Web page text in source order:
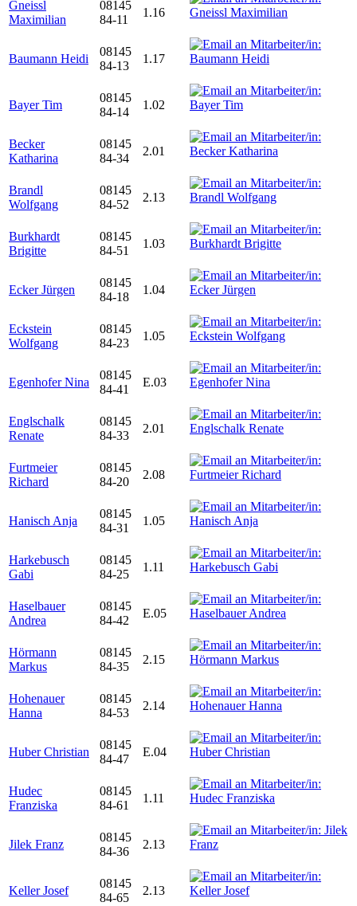
Gneissl
Maximilian
08145
84-11
1.16
Baumann Heidi
08145
84-13
1.17
Bayer Tim
08145
84-14
1.02
Becker
Katharina
08145
84-34
2.01
Brandl
Wolfgang
08145
84-52
2.13
Burkhardt
Brigitte
08145
84-51
1.03
Ecker Jürgen
08145
84-18
1.04
Eckstein
Wolfgang
08145
84-23
1.05
Egenhofer Nina
08145
84-41
E.03
Englschalk
Renate
08145
84-33
2.01
Furtmeier
Richard
08145
84-20
2.08
Hanisch Anja
08145
84-31
1.05
Harkebusch
Gabi
08145
84-25
1.11
Haselbauer
Andrea
08145
84-42
E.05
Hörmann
Markus
08145
84-35
2.15
Hohenauer
Hanna
08145
84-53
2.14
Huber Christian
08145
84-47
E.04
Hudec
Franziska
08145
84-61
1.11
Jilek Franz
08145
84-36
2.13
Keller Josef
08145
84-65
2.13